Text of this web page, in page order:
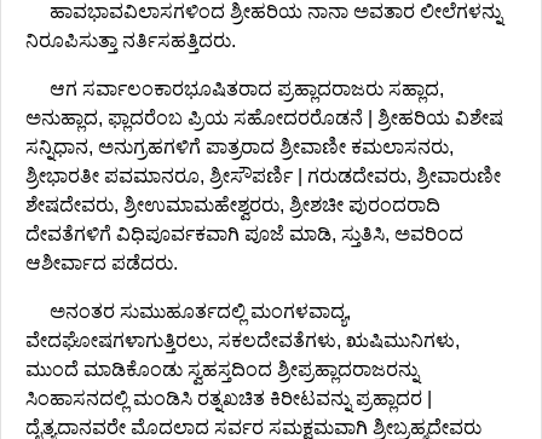
ಹಾವಭಾವವಿಲಾಸಗಳಿಂದ ಶ್ರೀಹರಿಯ ನಾನಾ ಅವತಾರ ಲೀಲೆಗಳನ್ನು
ನಿರೂಪಿಸುತ್ತಾ ನರ್ತಿಸಹತ್ತಿದರು.
ಆಗ ಸರ್ವಾಲಂಕಾರಭೂಷಿತರಾದ ಪ್ರಹ್ಲಾದರಾಜರು ಸಹ್ಲಾದ,
ಅನುಹ್ಲಾದ, ಫ್ಲಾದರೆಂಬ ಪ್ರಿಯ ಸಹೋದರರೊಡನೆ | ಶ್ರೀಹರಿಯ ವಿಶೇಷ
ಸನ್ನಿಧಾನ, ಅನುಗ್ರಹಗಳಿಗೆ ಪಾತ್ರರಾದ ಶ್ರೀವಾಣೀ ಕಮಲಾಸನರು,
ಶ್ರೀಭಾರತೀ ಪವಮಾನರೂ, ಶ್ರೀಸೌಪರ್ಣಿ | ಗರುಡದೇವರು, ಶ್ರೀವಾರುಣೀ
ಶೇಷದೇವರು, ಶ್ರೀಉಮಾಮಹೇಶ್ವರರು, ಶ್ರೀಶಚೀ ಪುರಂದರಾದಿ
ದೇವತೆಗಳಿಗೆ ವಿಧಿಪೂರ್ವಕವಾಗಿ ಪೂಜೆ ಮಾಡಿ, ಸ್ತುತಿಸಿ, ಅವರಿಂದ
ಆಶೀರ್ವಾದ ಪಡೆದರು.
ಅನಂತರ ಸುಮುಹೂರ್ತದಲ್ಲಿ ಮಂಗಳವಾದ್ಯ,
ವೇದಘೋಷಗಳಾಗುತ್ತಿರಲು, ಸಕಲದೇವತೆಗಳು, ಋಷಿಮುನಿಗಳು,
ಮುಂದೆ ಮಾಡಿಕೊಂಡು ಸ್ವಹಸ್ತದಿಂದ ಶ್ರೀಪ್ರಹ್ಲಾದರಾಜರನ್ನು
ಸಿಂಹಾಸನದಲ್ಲಿ ಮಂಡಿಸಿ ರತ್ನಖಚಿತ ಕಿರೀಟವನ್ನು ಪ್ರಹ್ಲಾದರ |
ದೈತ್ಯದಾನವರೇ ಮೊದಲಾದ ಸರ್ವರ ಸಮಕ್ಷಮವಾಗಿ ಶ್ರೀಬ್ರಹ್ಮದೇವರು